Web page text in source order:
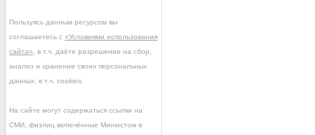
Пользуясь данным ресурсом вы
соглашаетесь с «Условиями использования
сайта» , в т.ч. даёте разрешение на сбор,
анализ и хранение своих персональных
данных, в т.ч. cookies.
На сайте могут содержаться ссылки на
СМИ, физлиц включённые Минюстом в